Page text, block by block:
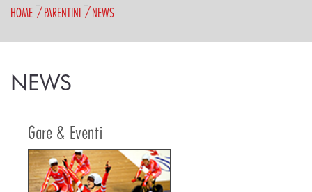
HOME PARENTINI NEWS
NEWS
Gare & Eventi